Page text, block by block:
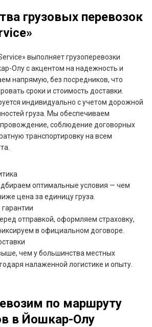
грузовых перевозок
выполняет грузоперевозки
Олу с акцентом на надежность и
напрямую, без посредников, что
сроки и стоимость доставки.
индивидуально с учетом дорожной
груза. Мы обеспечиваем
соблюдение договорных
транспортировку на всем
оптимальные условия — чем
цена за единицу груза.
отправкой, оформляем страховку,
в официальном договоре.
чем у большинства местных
налаженной логистике и опыту.
по маршруту
в Йошкар-Олу